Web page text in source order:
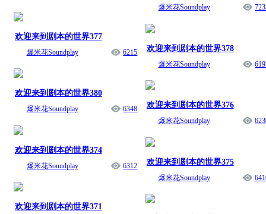
欢迎来到剧本的世界377
爆米花Soundplay 6215
欢迎来到剧本的世界380
爆米花Soundplay 6348
欢迎来到剧本的世界374
爆米花Soundplay 6312
欢迎来到剧本的世界371
爆米花Soundplay
欢迎来到剧本的世界378
爆米花Soundplay
欢迎来到剧本的世界376
爆米花Soundplay
欢迎来到剧本的世界375
爆米花Soundplay